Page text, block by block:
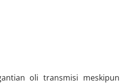
oli transmisi meskipun